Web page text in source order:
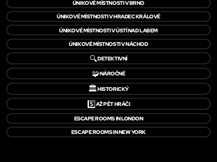
ÚNIKOVÉ MÍSTNOSTI V BRNO
ÚNIKOVÉ MÍSTNOSTI V HRADEC KRÁLOVÉ
ÚNIKOVÉ MÍSTNOSTI V ÚSTÍ NAD LABEM
ÚNIKOVÉ MÍSTNOSTI V NÁCHOD
🔍DETEKTIVNÍ
🧩NÁROČNÉ
🏛️HISTORICKÝ
5️⃣AŽ PĚT HRÁČI
ESCAPE ROOMS IN LONDON
ESCAPE ROOMS IN NEW YORK